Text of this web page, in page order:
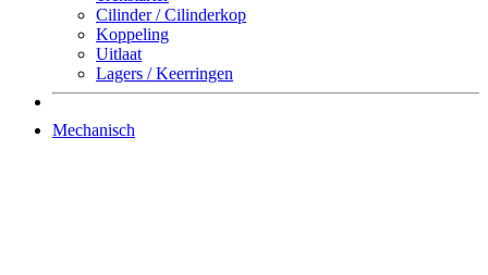
Cilinder / Cilinderkop
Koppeling
Uitlaat
Lagers / Keerringen
Mechanisch